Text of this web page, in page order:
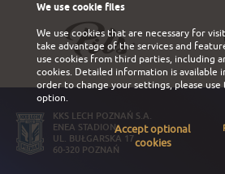
KKS LECH POZNAŃ S.A.
ENEA STADION
UL. BUŁGARSKA 17
60-320 POZNAŃ
We use cookie files
We use cookies that are necessary for
take advantage of the services and
use cookies from third parties, including
cookies. Detailed information is available
order to change your settings, please
option.
Accept optional
cookies